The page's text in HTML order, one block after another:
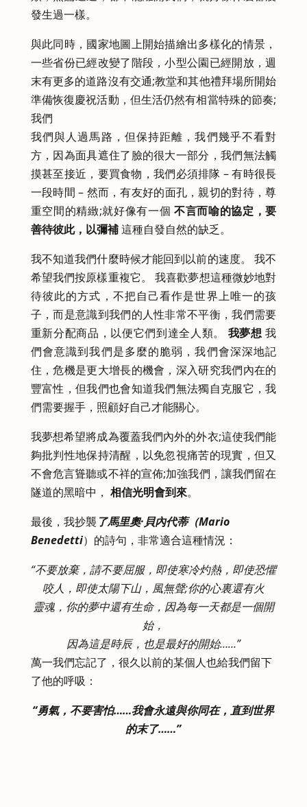
發生過一樣。
與此同時，國家地圖上開始描繪出多樣化的情景，
一些省份已經改變了階段，小型公園已經開放，週
末有更多的道路沒有交通;教堂和其他禮拜場所開始
準備恢復慶祝活動，但生活仍然有相當特殊的節奏;
我們
我們與人過馬路，但保持距離，我們幾乎不看對
方，因為面具遮住了臉的很大一部分，我們無法觸
摸甚至接近，要買食物，我們必須排隊 – 有時很長
一段時間 – 然而，有友好的面孔，親切的對待，尊
重空間的精緻;就好像有一個 不言而喻的協定，要
善待彼此，以彌補這種自發自然的缺乏。
我不知道我們什麼時候才能回到以前的速度。 我不
希望我們按原樣重複它。 我喜歡夢想這種微妙地對
待彼此的方式，不把自己看作是世界上唯一的孩
子，而是意識到我們的人性非常不平衡，我們需要
重新分配商品，以便它們到達全人類。 我夢想 我
們會意識到我們是多麼的脆弱，我們會深深地記
住，危機是更大增長的機會，深入研究我們內在的
豐富性，但我們也會知道我們無法獨自克服它，我
們需要握手，照顧好自己才能關心。
我夢想希望將成為覆蓋我們內外的外衣;這使我們能
夠批判性地保持清醒，以免忽視痛苦的現實，但又
不會危言聳聽或不祥的宣佈;加強我們，讓我們留在
隧道的黑暗中， 相信光明會到來。
最後，我抄襲 了馬里奧·貝內代蒂（Mario
Benedetti）的詩句，非常適合這種情況：
“不要放棄，請不要屈服，即使寒冷灼熱，即使恐懼
咬人，即使太陽下山，風無聲;你的心裏還有火
靈魂，你的夢中還有生命，因為每一天都是一個開
始，
因為這是時辰，也是最好的開始……”
萬一我們忘記了，很久以前的某個人也給我們留下
了他的呼吸：
“勇氣，不要害怕……我會永遠與你同在，直到世界
的末了……”